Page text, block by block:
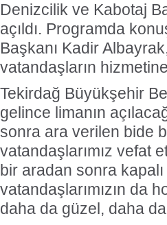
Denizcilik ve Kabotaj
açıldı. Programda
Başkanı Kadir
vatandaşların
Tekirdağ Büyükşehir
gelince limanın
sonra ara verilen bide
vatandaşlarımız vefat
bir aradan sonra
vatandaşlarımızın da
daha da güzel, daha